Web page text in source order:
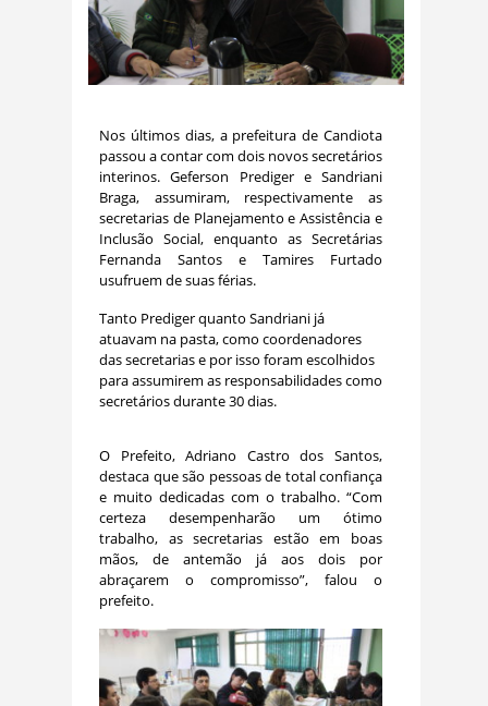
Nos últimos dias, a prefeitura de Candiota
passou a contar com dois novos secretários
interinos. Geferson Prediger e Sandriani
Braga, assumiram, respectivamente as
secretarias de Planejamento e Assistência e
Inclusão Social, enquanto as Secretárias
Fernanda Santos e Tamires Furtado
usufruem de suas férias.
Tanto Prediger quanto Sandriani já
atuavam na pasta, como coordenadores
das secretarias e por isso foram escolhidos
para assumirem as responsabilidades como
secretários durante 30 dias.
O Prefeito, Adriano Castro dos Santos,
destaca que são pessoas de total confiança
e muito dedicadas com o trabalho. “Com
certeza desempenharão um ótimo
trabalho, as secretarias estão em boas
mãos, de antemão já aos dois por
abraçarem o compromisso”, falou o
prefeito.